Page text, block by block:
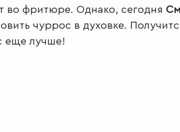
во фритюре. Однако, сегодня
чуррос в духовке.
еще лучше!